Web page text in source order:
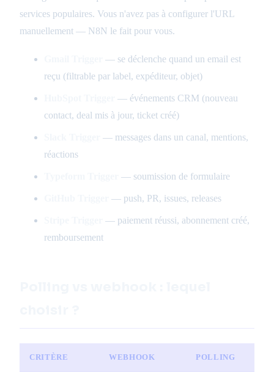
services populaires. Vous n'avez pas à configurer l'URL
manuellement — N8N le fait pour vous.
— se déclenche quand un email est
reçu (filtrable par label, expéditeur, objet)
— événements CRM (nouveau
contact, deal mis à jour, ticket créé)
— messages dans un canal, mentions,
réactions
— soumission de formulaire
— push, PR, issues, releases
— paiement réussi, abonnement créé,
remboursement
CRITÈRE WEBHOOK POLLING